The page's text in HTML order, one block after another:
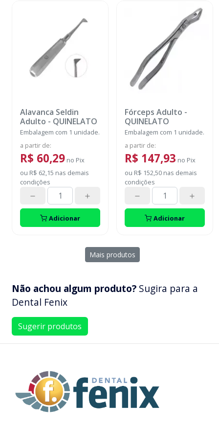
Alavanca Seldin
Adulto - QUINELATO
Embalagem com 1 unidade.
a partir de:
R$ 60,29 no Pix
ou R$ 62,15 nas demais
condições
Adicionar
Fórceps Adulto -
QUINELATO
Embalagem com 1 unidade.
a partir de:
R$ 147,93 no Pix
ou R$ 152,50 nas demais
condições
Adicionar
Mais produtos
Não achou algum produto? Sugira para a
Dental Fenix
Sugerir produtos